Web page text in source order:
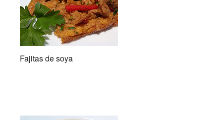
Fajitas de soya